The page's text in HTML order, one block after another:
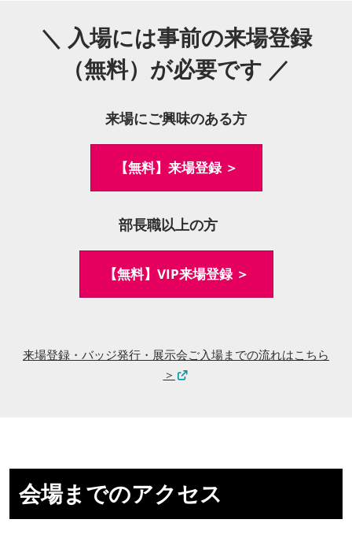
＼ 入場には事前の来場登録
（無料）が必要です ／
来場にご興味のある方
【無料】来場登録 ＞
部長職以上の方
【無料】VIP来場登録 ＞
来場登録・バッジ発行・展示会ご入場までの流れはこちら
＞
会場までのアクセス